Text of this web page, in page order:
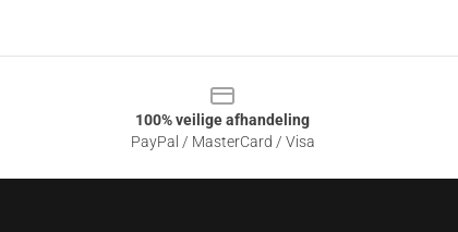
100% veilige afhandeling
PayPal / MasterCard / Visa